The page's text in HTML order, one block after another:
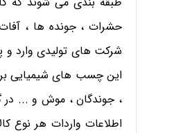
شرکت های تولیدی وارد و
این چسب های شیمیایی
، جوندگان ، موش و ... در